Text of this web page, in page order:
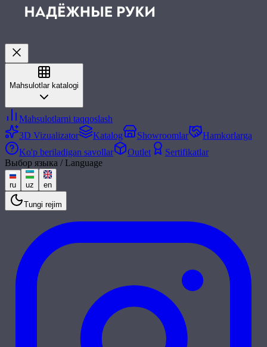
Mahsulotlar katalogi
Mahsulotlarni taqqoslash
3D Vizualizator
Katalog Showroomlar
Hamkorlarga
Ko'p beriladigan savollar
Outlet
Sertifikatlar
Выбор языка / Language
ru uz en
Tungi rejim